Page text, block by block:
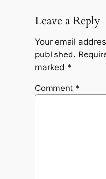
Leave a Reply
Your email
published.
marked *
Comment *